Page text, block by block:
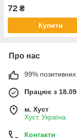
72 ₴
Купити
Про нас
99% позитивних
Працює з
м. Хуст
Хуст, Україна
Контакти